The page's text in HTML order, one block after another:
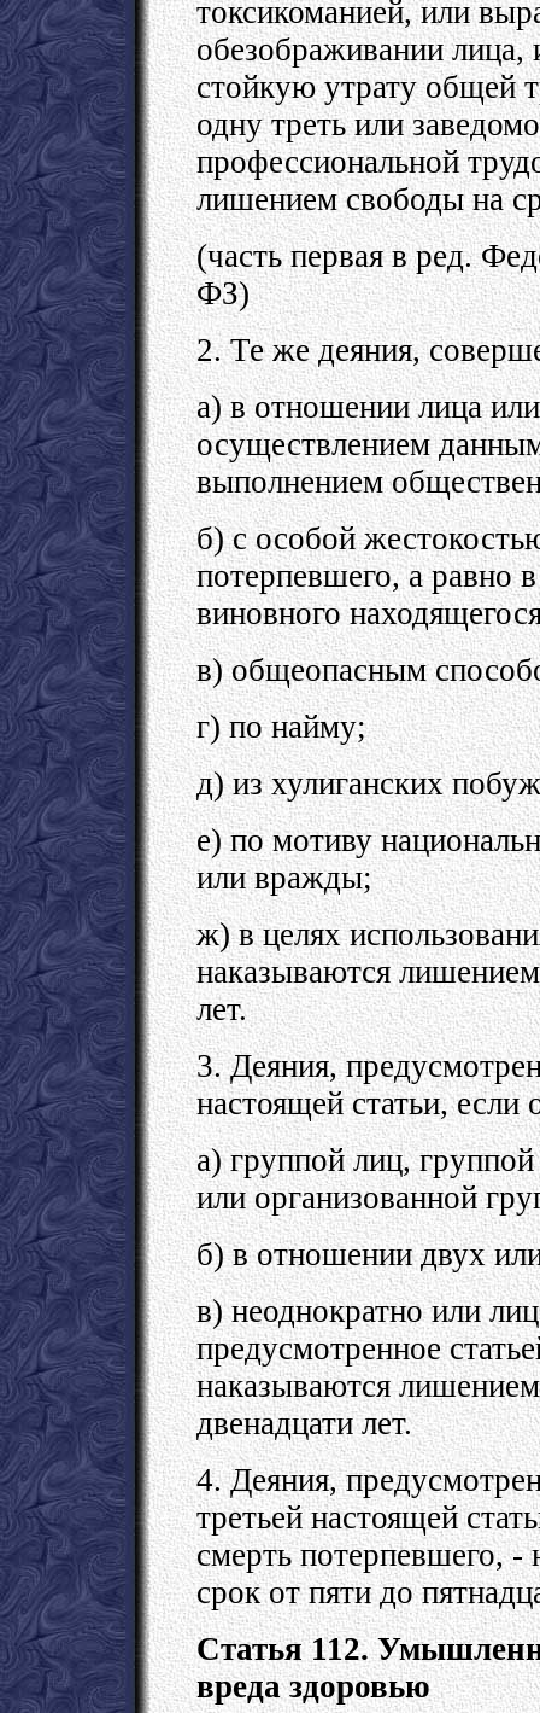
токсикоманией, или
обезображивании лица,
стойкую утрату общей
одну треть или
профессиональной
лишением свободы на
(часть первая в ред.
ФЗ)
2. Те же деяния,
а) в отношении лица
осуществлением
выполнением
б) с особой
потерпевшего, а равно
виновного
в) общеопасным
г) по найму;
д) из хулиганских
е) по мотиву
или вражды;
ж) в целях
наказываются
лет.
3. Деяния,
настоящей статьи,
а) группой лиц,
или организованной
б) в отношении двух
в) неоднократно или
предусмотренное
наказываются
двенадцати лет.
4. Деяния,
третьей настоящей
смерть потерпевшего,
срок от пяти до
Статья 112.
вреда здоровью